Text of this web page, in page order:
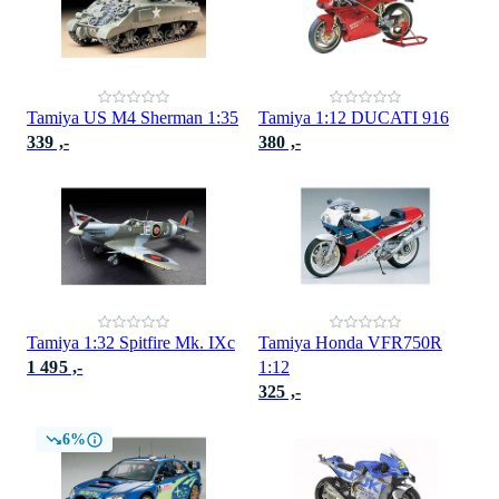
Tamiya US M4 Sherman 1:35
339 ,-
Tamiya 1:12 DUCATI 916
380 ,-
Tamiya 1:32 Spitfire Mk. IXc
1 495 ,-
Tamiya Honda VFR750R
1:12
325 ,-
6%